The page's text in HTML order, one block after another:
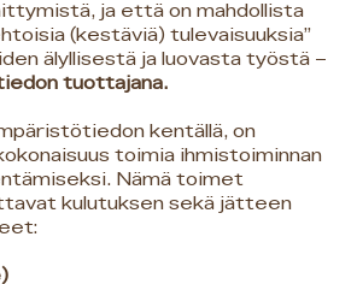
ja että on mahdollista
(kestäviä) tulevaisuuksia”
älyllisestä ja luovasta työstä –
tuottajana.
kentällä, on
toimia ihmistoiminnan
Nämä toimet
kulutuksen sekä jätteen